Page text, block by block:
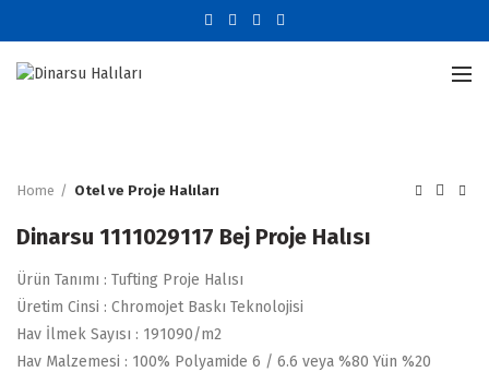
Home Otel ve Proje Halıları
Dinarsu 1111029117 Bej Proje Halısı
Ürün Tanımı : Tufting Proje Halısı
Üretim Cinsi : Chromojet Baskı Teknolojisi
Hav İlmek Sayısı : 191090/m2
Hav Malzemesi : 100% Polyamide 6 / 6.6 veya %80 Yün %20